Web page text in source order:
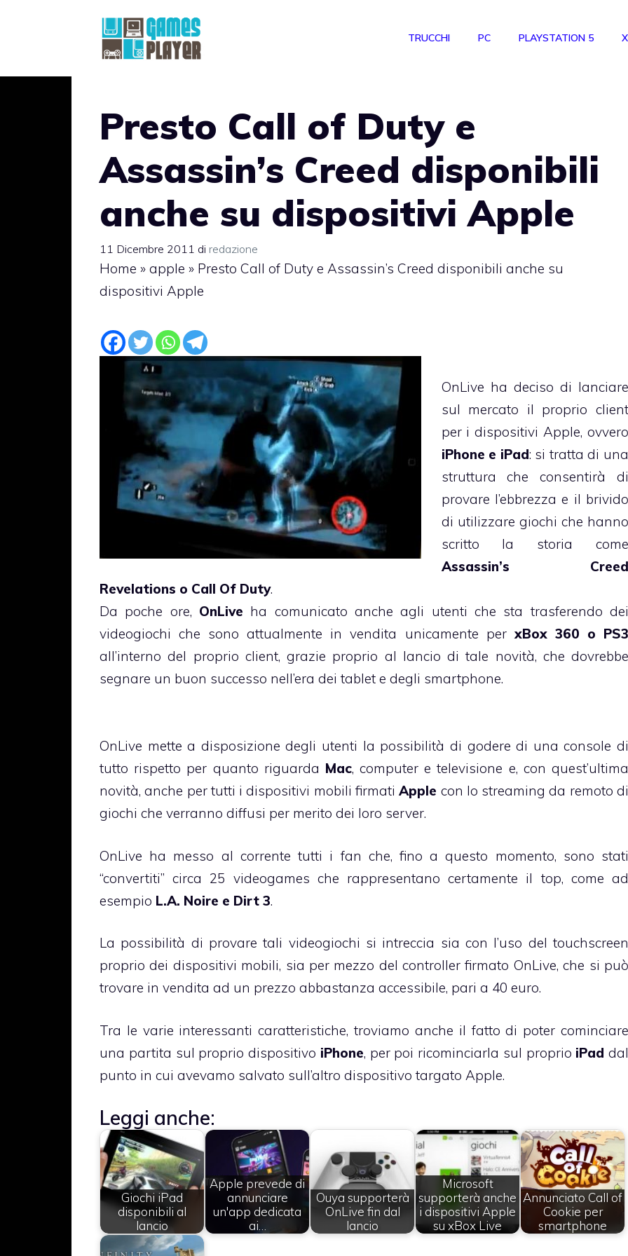
TRUCCHI PC PLAYSTATION 5
Presto Call of Duty e
Assassin’s Creed disponibili
anche su dispositivi Apple
11 Dicembre 2011 di redazione
Home » apple » Presto Call of Duty e Assassin’s Creed disponibili anche su
dispositivi Apple
OnLive ha deciso di lanciare
sul mercato il proprio client
per i dispositivi Apple, ovvero
iPhone e iPad: si tratta di una
struttura che consentirà di
provare l’ebbrezza e il brivido
di utilizzare giochi che hanno
scritto la storia come
Assassin’s Creed
Revelations o Call Of Duty.
Da poche ore, OnLive ha comunicato anche agli utenti che sta trasferendo dei
videogiochi che sono attualmente in vendita unicamente perxBox 360 o PS3
all’interno del proprio client, grazie proprio al lancio di tale novità, che dovrebbe
segnare un buon successo nell’era dei tablet e degli smartphone.
OnLive mette a disposizione degli utenti la possibilità di godere di una console di
tutto rispetto per quanto riguarda Mac, computer e televisione e, con quest’ultima
novità, anche per tutti i dispositivi mobili firmatiApple con lo streaming da remoto di
giochi che verranno diffusi per merito dei loro server.
OnLive ha messo al corrente tutti i fan che, fino a questo momento, sono stati
“convertiti” circa 25 videogames che rappresentano certamente il top, come ad
esempio L.A. Noire e Dirt 3.
La possibilità di provare tali videogiochi si intreccia sia con l’uso del touchscreen
proprio dei dispositivi mobili, sia per mezzo del controller firmato OnLive, che si può
trovare in vendita ad un prezzo abbastanza accessibile, pari a 40 euro.
Tra le varie interessanti caratteristiche, troviamo anche il fatto di poter cominciare
una partita sul proprio dispositivo iPhone, per poi ricominciarla sul proprio iPad dal
punto in cui avevamo salvato sull’altro dispositivo targato Apple.
Leggi anche:
Giochi iPad
disponibili al
lancio
Apple prevede di
annunciare
un'app dedicata
ai…
Ouya supporterà
OnLive fin dal
lancio
Microsoft
supporterà anche
i dispositivi Apple
su xBox Live
Annunciato Call of
Cookie per
smartphone